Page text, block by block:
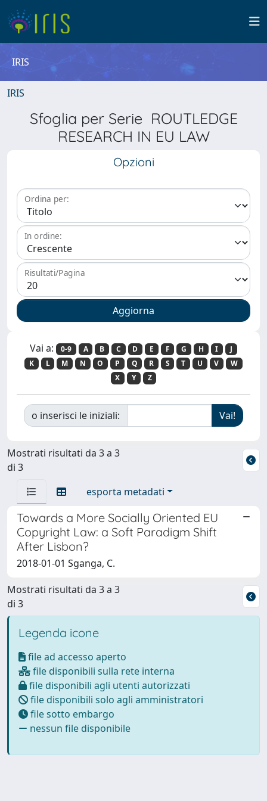
IRIS
IRIS
Sfoglia per Serie ROUTLEDGE
RESEARCH IN EU LAW
Opzioni
Ordina per:
In ordine:
Risultati/Pagina
Vai a: 0-9 A B C D E F G H I
J
K
L M N O P Q R S T U V
W
X
Y Z
o inserisci le iniziali:
Mostrati risultati da 3 a 3
di 3
esporta metadati
Towards a More Socially Oriented EU
Copyright Law: a Soft Paradigm Shift
After Lisbon?
2018-01-01 Sganga, C.
Mostrati risultati da 3 a 3
di 3
Legenda icone
file ad accesso aperto
file disponibili sulla rete interna
file disponibili agli utenti autorizzati
file disponibili solo agli amministratori
file sotto embargo
nessun file disponibile